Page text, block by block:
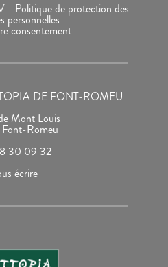
- Politique de protection des
personnelles
consentement
DE FONT-ROMEU
Mont Louis
Romeu
30 09 32
écrire